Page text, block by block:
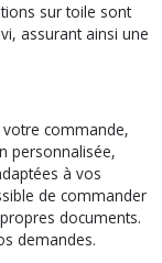
sur toile sont
assurant ainsi une
commande,
personnalisée,
à vos
de commander
documents.
demandes.